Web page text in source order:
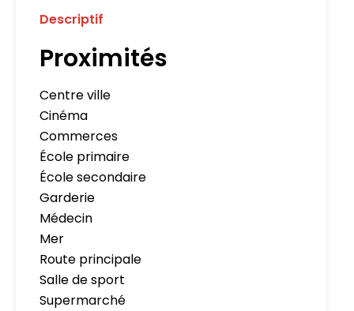
Descriptif
Proximités
Centre ville
Cinéma
Commerces
École primaire
École secondaire
Garderie
Médecin
Mer
Route principale
Salle de sport
Supermarché